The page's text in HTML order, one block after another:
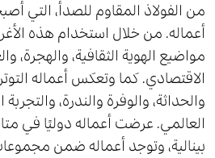
من الفولاذ المقاوم للصدأ، التي
أعماله. من خلال استخدام هذه
مواضيع الهوية الثقافية، والهجرة،
الاقتصادي. كما وتعكس أعماله
والحداثة، والوفرة والندرة،
العالمي. عرضت أعماله دوليًا في
بينالية، وتوجد أعماله ضمن